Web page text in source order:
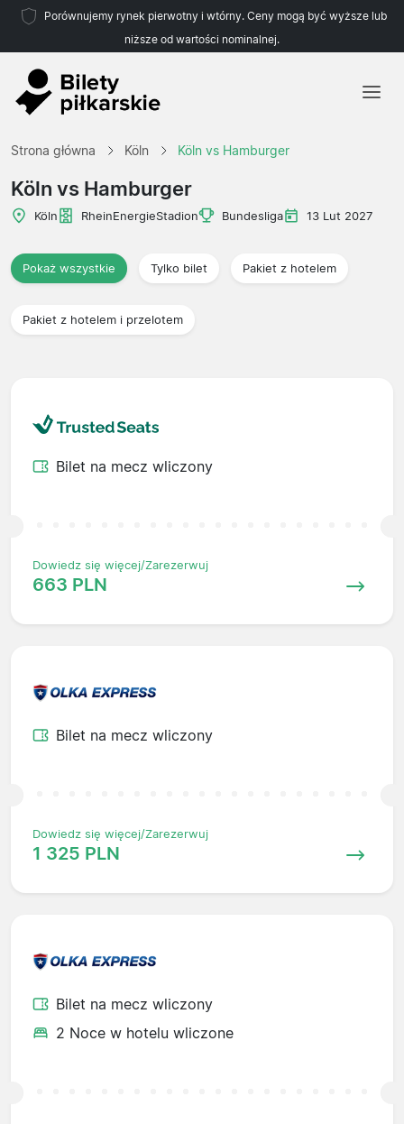
Porównujemy rynek pierwotny i wtórny. Ceny mogą być wyższe lub
niższe od wartości nominalnej.
Strona główna Köln Köln vs Hamburger
Köln vs Hamburger
Köln RheinEnergieStadion Bundesliga 13 Lut 2027
Pokaż wszystkie Tylko bilet Pakiet z hotelem
Pakiet z hotelem i przelotem
Bilet na mecz wliczony
Dowiedz się więcej/Zarezerwuj
663 PLN
Bilet na mecz wliczony
Dowiedz się więcej/Zarezerwuj
1 325 PLN
Bilet na mecz wliczony
2 Noce w hotelu wliczone